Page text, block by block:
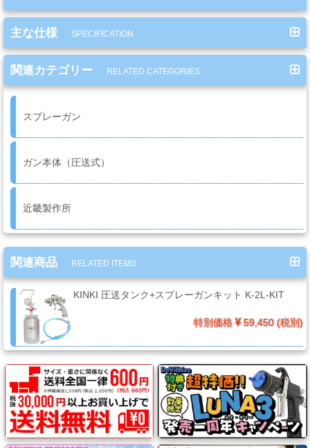
ケ
ミ
用
品
ー
ル
リ
ー
フ・
カ
ス
タ
ム
系
材
料
マ
ッ
主な仕様 SPECIFICATION
関連カテゴリー RELATED CATEGORIES
スプレーガン
ガン本体（圧送式）
近畿製作所
関連商品 RELATED ITEMS
KINKI 圧送タンク+スプレーガンキット K-2L-KIT
特別価格 59,450 (税別)